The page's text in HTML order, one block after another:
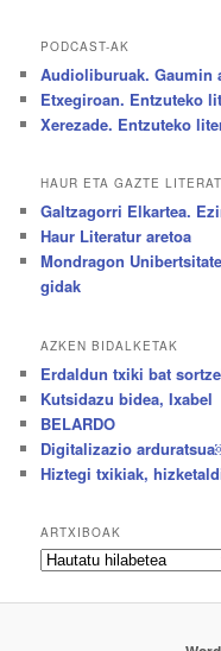
PODCAST-AK
Audioliburuak. Gaumin
Etxegiroan. Entzuteko
Xerezade. Entzuteko
HAUR ETA GAZTE
Galtzagorri Elkartea.
Haur Literatur aretoa
Mondragon
gidak
AZKEN BIDALKETAK
Erdaldun txiki bat
Kutsidazu bidea, Ixabel
BELARDO
Digitalizazio
Hiztegi txikiak,
ARTXIBOAK
Artxiboak